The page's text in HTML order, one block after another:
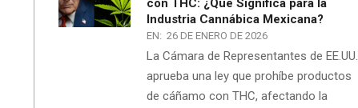
con THC: ¿Qué Significa para la
Industria Cannábica Mexicana?
EN: 26 DE ENERO DE 2026
La Cámara de Representantes de EE.UU.
aprueba una ley que prohíbe productos
de cáñamo con THC, afectando la